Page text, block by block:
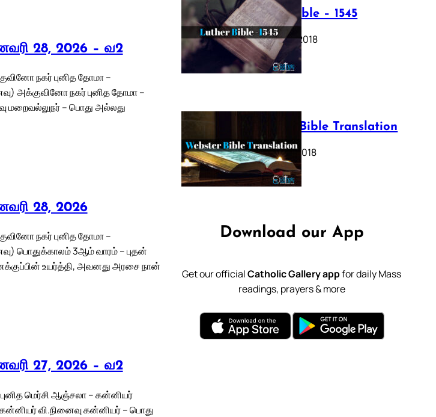
28, 2026 – வ2
நகர் புனித தோமா –
அக்குவினோ நகர் புனித தோமா –
மறைவல்லுநர் – பொது அல்லது
28, 2026
நகர் புனித தோமா –
பொதுக்காலம் 3ஆம் வாரம் – புதன்
உயர்த்தி, அவனது அரசை நான்
27, 2026 – வ2
மெர்சி ஆஞ்சலா – கன்னியர்
கன்னியர் வி.நினைவு கன்னியர் – பொது
Luther Bible – 1545
October 17, 2018
Webster Bible Translation
October 11, 2018
Download our App
Get our officialCatholic Gallery appfor daily Mass
readings, prayers & more